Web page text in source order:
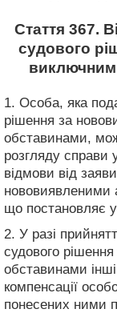
Стаття 367.
судового
1. Особа, яка
рішення за
обставинами,
розгляду справи
відмови від
нововиявленими
що постановляє
2. У разі
судового
обставинами
компенсації
понесених ними